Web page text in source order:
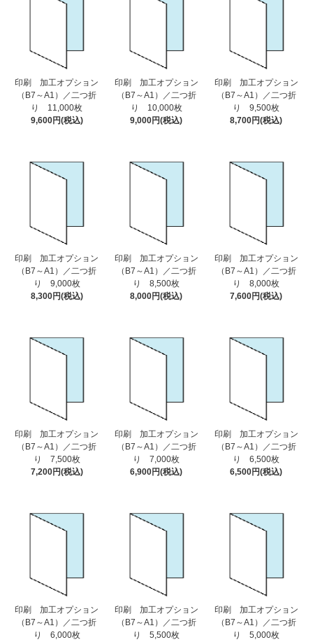
印刷 加工オプション
（B7～A1）／二つ折
り 11,000枚
9,600円(税込)
印刷 加工オプション
（B7～A1）／二つ折
り 10,000枚
9,000円(税込)
印刷 加工オプション
（B7～A1）／二つ折
り 9,500枚
8,700円(税込)
印刷 加工オプション
（B7～A1）／二つ折
り 9,000枚
8,300円(税込)
印刷 加工オプション
（B7～A1）／二つ折
り 8,500枚
8,000円(税込)
印刷 加工オプション
（B7～A1）／二つ折
り 8,000枚
7,600円(税込)
印刷 加工オプション
（B7～A1）／二つ折
り 7,500枚
7,200円(税込)
印刷 加工オプション
（B7～A1）／二つ折
り 7,000枚
6,900円(税込)
印刷 加工オプション
（B7～A1）／二つ折
り 6,500枚
6,500円(税込)
印刷 加工オプション
（B7～A1）／二つ折
り 6,000枚
印刷 加工オプション
（B7～A1）／二つ折
り 5,500枚
印刷 加工オプション
（B7～A1）／二つ折
り 5,000枚